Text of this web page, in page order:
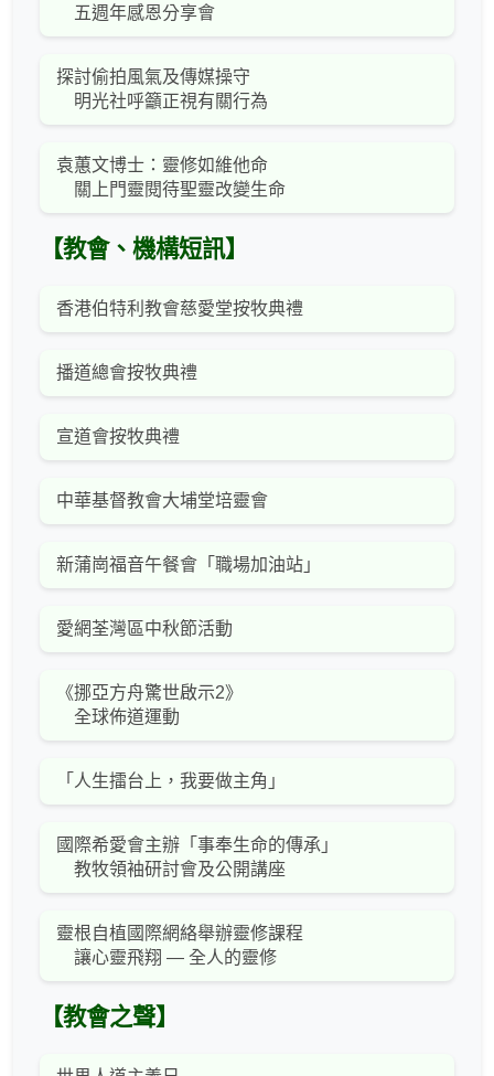
五週年感恩分享會
探討偷拍風氣及傳媒操守
明光社呼籲正視有關行為
袁蕙文博士：靈修如維他命
關上門靈閱待聖靈改變生命
【教會、機構短訊】
香港伯特利教會慈愛堂按牧典禮
播道總會按牧典禮
宣道會按牧典禮
中華基督教會大埔堂培靈會
新蒲崗福音午餐會「職場加油站」
愛網荃灣區中秋節活動
《挪亞方舟驚世啟示2》
全球佈道運動
「人生擂台上，我要做主角」
國際希愛會主辦「事奉生命的傳承」
教牧領袖研討會及公開講座
靈根自植國際網絡舉辦靈修課程
讓心靈飛翔 — 全人的靈修
【教會之聲】